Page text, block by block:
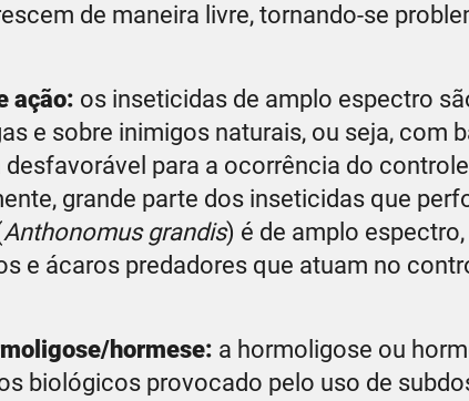
de maneira livre, tornando-se
ação: os inseticidas de amplo espectro
e sobre inimigos naturais, ou seja, com
para a ocorrência do
grande parte dos inseticidas que
Anthonomus grandis) é de amplo
e ácaros predadores que atuam no
hormese: a hormoligose ou
biológicos provocado pelo uso de